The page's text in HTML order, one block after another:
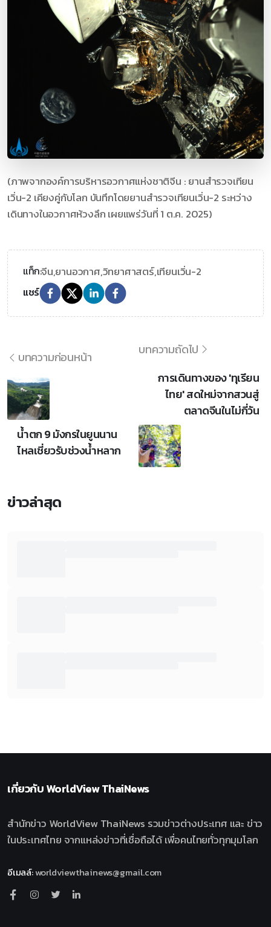
(ภาพจากองค์การบริหารอวกาศแห่งชาติจีน : ยานสำรวจเทียน
เวิ่น-2 เคียงคู่กับโลก บันทึกโดยยานสำรวจเทียนเวิ่น-2 ระหว่าง
เดินทางในอวกาศห้วงลึก เผยแพร่วันที่ 1 ต.ค. 2025)
แท็ก:จีน,ยานอวกาศ,วิทยาศาสตร์,เทียนเวิ่น-2
แชร์
บทความก่อนหน้า
น้ำตก 9 มังกรในยูนนาน
ไหลเชี่ยวรับช่วงน้ำหลาก
บทความถัดไป
การเดินทางของ 'ทุเรียน
ไทย' สดใหม่จากสวนสู่
ตลาดจีนในไม่กี่วัน
ข่าวล่าสุด
เกี่ยวกับWorldView ThaiNews
สำนักข่าว WorldView ThaiNews รวมข่าวต่างประเทศ และ ข่าว
ในประเทศไทย จากแหล่งข่าวที่เชื่อถือได้ เพื่อคนไทยทั่วทุกมุมโลก
อีเมลล์:worldviewthainews@gmail.com